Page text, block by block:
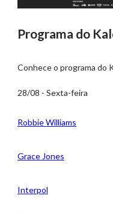
Programa do
Conhece o programa do
28/08 - Sexta-feira
Robbie Williams
Grace Jones
Interpol